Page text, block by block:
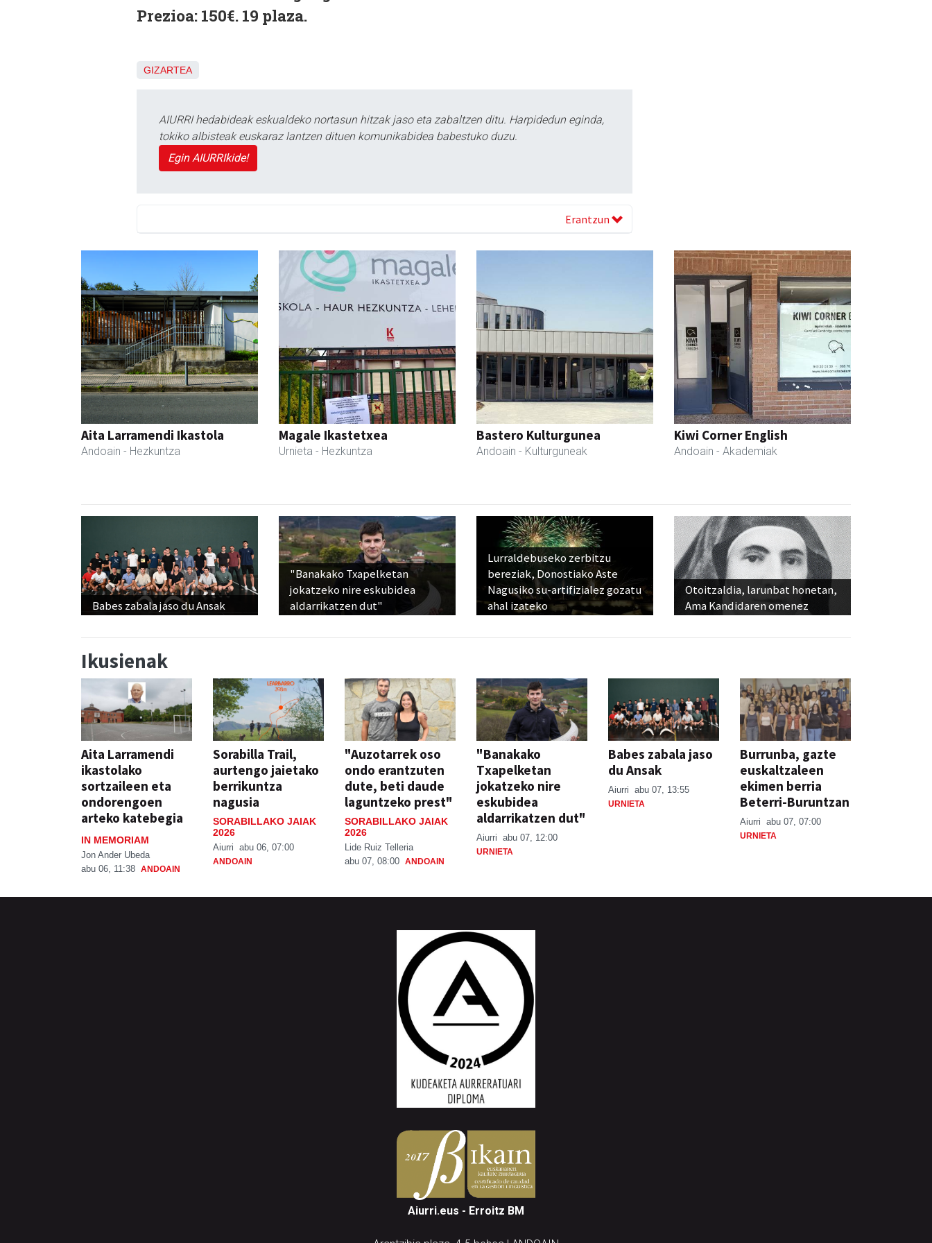
Prezioa: 150€. 19 plaza.
GIZARTEA
AIURRI hedabideak eskualdeko nortasun hitzak jaso eta zabaltzen ditu. Harpidedun eginda,
tokiko albisteak euskaraz lantzen dituen komunikabidea babestuko duzu.
Egin AIURRIkide!
Erantzun
Aita Larramendi Ikastola
Andoain - Hezkuntza
Magale Ikastetxea
Urnieta - Hezkuntza
Bastero Kulturgunea
Andoain - Kulturguneak
Kiwi Corner English
Andoain - Akademiak
Babes zabala jaso du Ansak
"Banakako Txapelketan
jokatzeko nire eskubidea
aldarrikatzen dut"
Lurraldebuseko zerbitzu
bereziak, Donostiako Aste
Nagusiko su-artifizialez gozatu
ahal izateko
Otoitzaldia, larunbat honetan,
Ama Kandidaren omenez
Ikusienak
Aita Larramendi
ikastolako
sortzaileen eta
ondorengoen
arteko katebegia
IN MEMORIAM
Jon Ander Ubeda
abu 06, 11:38 ANDOAIN
Sorabilla Trail,
aurtengo jaietako
berrikuntza
nagusia
SORABILLAKO JAIAK
2026
Aiurri abu 06, 07:00
ANDOAIN
"Auzotarrek oso
ondo erantzuten
dute, beti daude
laguntzeko prest"
SORABILLAKO JAIAK
2026
Lide Ruiz Telleria
abu 07, 08:00 ANDOAIN
"Banakako
Txapelketan
jokatzeko nire
eskubidea
aldarrikatzen dut"
Aiurri abu 07, 12:00
URNIETA
Babes zabala jaso
du Ansak
Aiurri abu 07, 13:55
URNIETA
Burrunba, gazte
euskaltzaleen
ekimen berria
Beterri-Buruntzan
Aiurri abu 07, 07:00
URNIETA
Aiurri.eus - Erroitz BM